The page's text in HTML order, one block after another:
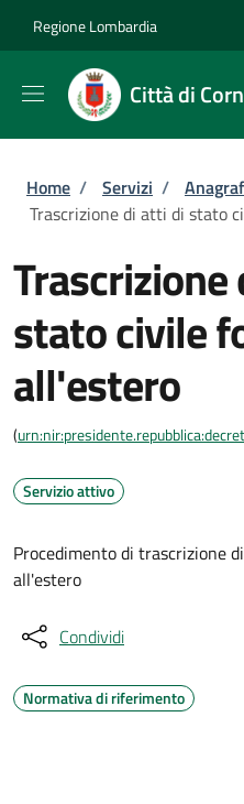
Regione Lombardia
Città di
Briciole di
Home / Servizi /
Trascrizione di atti di stato
stato civile
all'estero
(
Servizio attivo
Procedimento di trascrizione
all'estero
Condividi
Normativa di riferimento